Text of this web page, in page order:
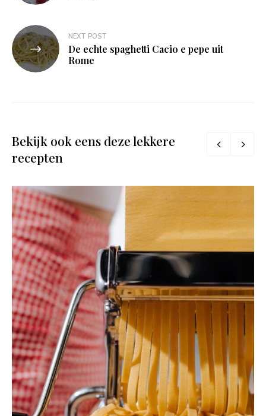
NEXT POST
De echte spaghetti Cacio e pepe uit
Rome
Bekijk ook eens deze lekkere
recepten